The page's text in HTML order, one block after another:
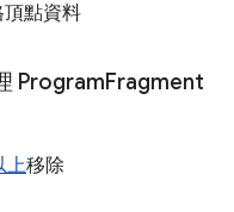
點資料
ProgramFragment
上移除